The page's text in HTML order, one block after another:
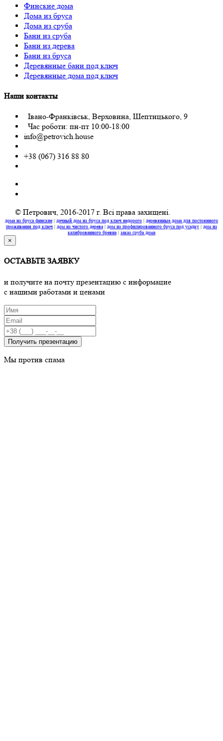
Финские дома
Дома из бруса
Дома из сруба
Бани из сруба
Бани из дерева
Бани из бруса
Деревянные бани под ключ
Деревянные дома под ключ
Наши контакты
Івано-Франківськ, Верховина, Шептицького, 9
Час роботи: пн-пт 10:00-18:00
info@petrovich.house
+38 (067) 316 88 80
© Петрович, 2016-2017 г. Всі права захищені.
дома из бруса финские| дачный дом из бруса под ключ недорого | деревянные дома для постоянного
проживания под ключ | дом из чистого дерева | дом из профилированного бруса под усадку | дом из
калиброванного бревна | заказ сруба дома
×
ОСТАВЬТЕ ЗАЯВКУ
и получите на почту презентацию с информацие
c нашими работами и ценами
Получить презентацию
Мы против спама